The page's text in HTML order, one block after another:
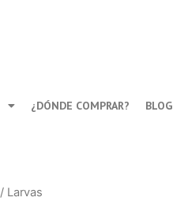
¿DÓNDE COMPRAR? BLOG
/ Larvas